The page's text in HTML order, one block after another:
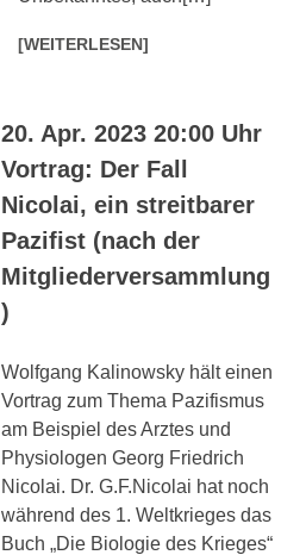
[WEITERLESEN]
20. Apr. 2023 20:00 Uhr
Vortrag: Der Fall
Nicolai, ein streitbarer
Pazifist (nach der
Mitgliederversammlung
)
Wolfgang Kalinowsky hält einen
Vortrag zum Thema Pazifismus
am Beispiel des Arztes und
Physiologen Georg Friedrich
Nicolai. Dr. G.F.Nicolai hat noch
während des 1. Weltkrieges das
Buch „Die Biologie des Krieges“